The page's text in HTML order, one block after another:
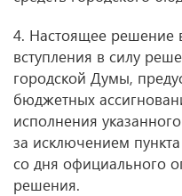
4. Настоящее решение
вступления в силу
городской Думы,
бюджетных
исполнения
за исключением
со дня официального
решения.